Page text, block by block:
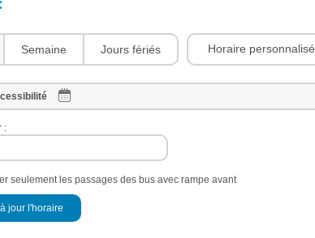
Semaine Jours fériés Horaire personnalisé
:
seulement les passages des bus avec rampe avant
jour l'horaire